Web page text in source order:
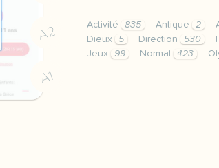
A2
A1
Activité 835 Antique 2
Dieux
5 Direction 530
Jeux
99 Normal 423